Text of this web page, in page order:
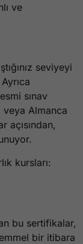
ve
seviyeyi
sınav
veya Almanca
açısından,
kursları:
bu sertifikalar,
bir itibara